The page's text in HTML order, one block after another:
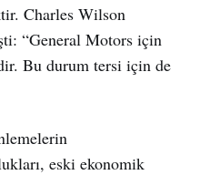
Charles Wilson
“General Motors için
Bu durum tersi için de
eski ekonomik